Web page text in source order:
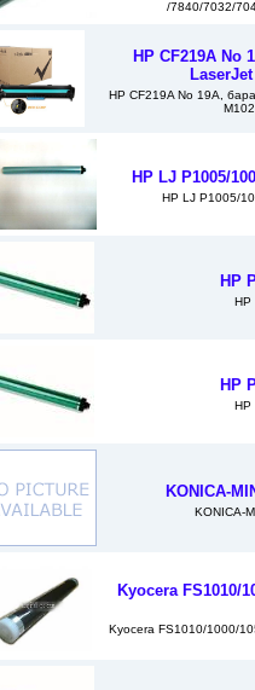
/7840/7032/
HP CF219A No
HP CF219A No 19A,
HP LJ P1005/
HP LJ P1005/
HP
HP
HP
HP
KONICA-
KONICA-
Kyocera FS1010/
Kyocera FS1010/1000/